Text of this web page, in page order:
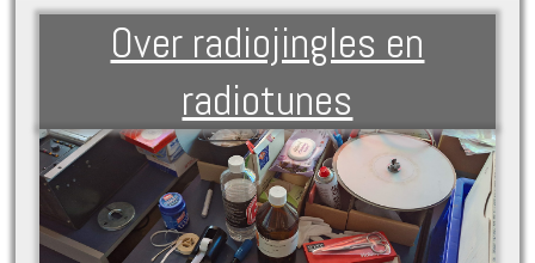
Over radiojingles en
radiotunes